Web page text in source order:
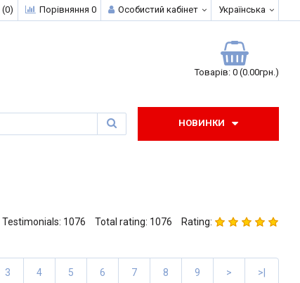
Порівняння 0 Особистий кабінет Українська
Товарів: 0 (0.00грн.)
НОВИНКИ
Testimonials: 1076 Total rating: 1076 Rating:
3 4 5 6 7 8 9 > >|